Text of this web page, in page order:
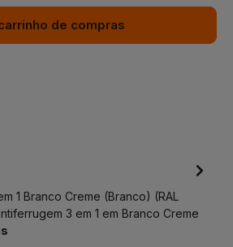
de compras
1 Branco Creme (Branco) (RAL
3 em 1 em Branco Creme